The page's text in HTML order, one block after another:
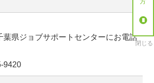
葉県ジョブサポートセンターにお電話
9420
閉じる